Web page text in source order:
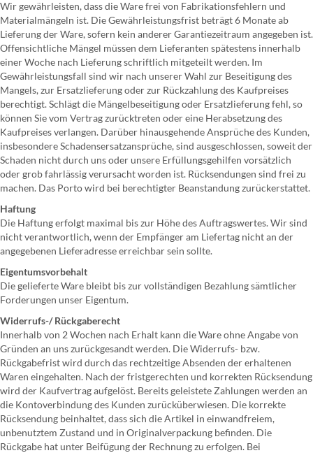
Wir gewährleisten, dass die Ware frei von Fabrikationsfehlern und
Materialmängeln ist. Die Gewährleistungsfrist beträgt 6 Monate ab
Lieferung der Ware, sofern kein anderer Garantiezeitraum angegeben ist.
Offensichtliche Mängel müssen dem Lieferanten spätestens innerhalb
einer Woche nach Lieferung schriftlich mitgeteilt werden. Im
Gewährleistungsfall sind wir nach unserer Wahl zur Beseitigung des
Mangels, zur Ersatzlieferung oder zur Rückzahlung des Kaufpreises
berechtigt. Schlägt die Mängelbeseitigung oder Ersatzlieferung fehl, so
können Sie vom Vertrag zurücktreten oder eine Herabsetzung des
Kaufpreises verlangen. Darüber hinausgehende Ansprüche des Kunden,
insbesondere Schadensersatzansprüche, sind ausgeschlossen, soweit der
Schaden nicht durch uns oder unsere Erfüllungsgehilfen vorsätzlich
oder grob fahrlässig verursacht worden ist. Rücksendungen sind frei zu
machen. Das Porto wird bei berechtigter Beanstandung zurückerstattet.
Haftung
Die Haftung erfolgt maximal bis zur Höhe des Auftragswertes. Wir sind
nicht verantwortlich, wenn der Empfänger am Liefertag nicht an der
angegebenen Lieferadresse erreichbar sein sollte.
Eigentumsvorbehalt
Die gelieferte Ware bleibt bis zur vollständigen Bezahlung sämtlicher
Forderungen unser Eigentum.
Widerrufs-/ Rückgaberecht
Innerhalb von 2 Wochen nach Erhalt kann die Ware ohne Angabe von
Gründen an uns zurückgesandt werden. Die Widerrufs- bzw.
Rückgabefrist wird durch das rechtzeitige Absenden der erhaltenen
Waren eingehalten. Nach der fristgerechten und korrekten Rücksendung
wird der Kaufvertrag aufgelöst. Bereits geleistete Zahlungen werden an
die Kontoverbindung des Kunden zurücküberwiesen. Die korrekte
Rücksendung beinhaltet, dass sich die Artikel in einwandfreiem,
unbenutztem Zustand und in Originalverpackung befinden. Die
Rückgabe hat unter Beifügung der Rechnung zu erfolgen. Bei